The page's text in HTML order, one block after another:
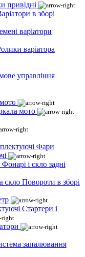
привідні
в зборі
варіатори
варіатора
управління
мото
Фари
Фонарі і скло задні
Повороти в зборі
Стартери і
запалювання